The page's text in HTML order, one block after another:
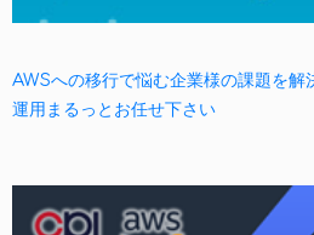
AWSへの移行で悩む企業様の課題を解
運用まるっとお任せ下さい